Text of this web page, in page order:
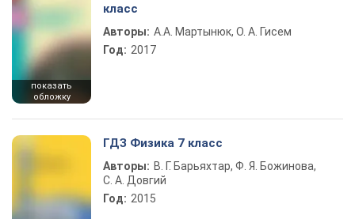
показать
обложку
класс
Авторы: А.А. Мартынюк, О. А. Гисем
Год: 2017
ГДЗ Физика 7 класс
Авторы: В. Г. Барьяхтар, Ф. Я. Божинова,
С. А. Довгий
Год: 2015